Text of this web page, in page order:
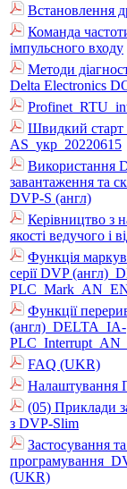
Встановлення
Команда
імпульсного входу
Методи
Delta Electronics
Швидкий старт
AS_укр_20220615
Використання
завантаження та
DVP-S (англ)
Керівництво з
якості ведучого і
Функція
серії DVP
Функції
(англ)_DELTA_IA-
FAQ (UKR)
Налаштування
(05) Приклади
з DVP-Slim
Застосування
(UKR)